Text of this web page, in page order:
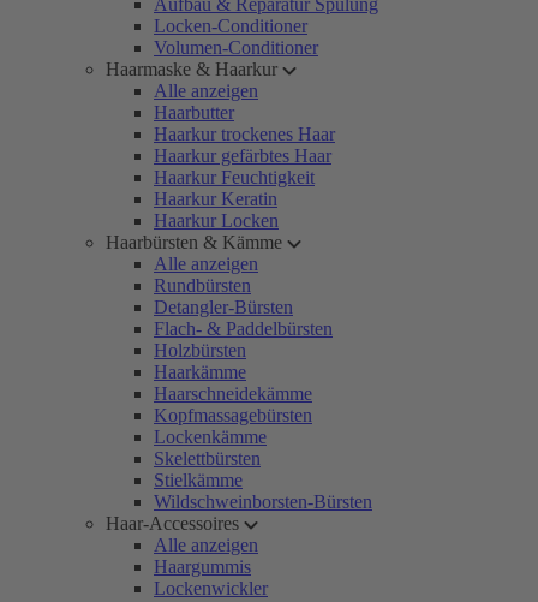
Aufbau & Reparatur Spülung
Locken-Conditioner
Volumen-Conditioner
Haarmaske & Haarkur
Alle anzeigen
Haarbutter
Haarkur trockenes Haar
Haarkur gefärbtes Haar
Haarkur Feuchtigkeit
Haarkur Keratin
Haarkur Locken
Haarbürsten & Kämme
Alle anzeigen
Rundbürsten
Detangler-Bürsten
Flach- & Paddelbürsten
Holzbürsten
Haarkämme
Haarschneidekämme
Kopfmassagebürsten
Lockenkämme
Skelettbürsten
Stielkämme
Wildschweinborsten-Bürsten
Haar-Accessoires
Alle anzeigen
Haargummis
Lockenwickler